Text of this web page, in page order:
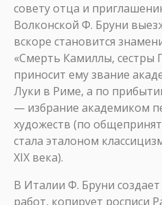
совету отца и
Волконской Ф. Бруни
вскоре становится
«Смерть Камиллы, сестры
приносит ему звание
Луки в Риме, а по
— избрание академиком
художеств (по
стала эталоном
XIX века).
В Италии Ф. Бруни
работ, копирует росписи